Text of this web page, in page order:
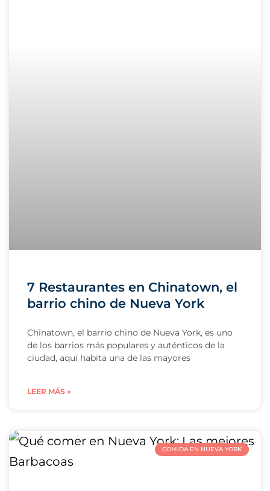
7 Restaurantes en Chinatown, el
barrio chino de Nueva York
Chinatown, el barrio chino de Nueva York, es uno
de los barrios más populares y auténticos de la
ciudad, aquí habita una de las mayores
LEER MÁS »
COMIDA EN NUEVA YORK